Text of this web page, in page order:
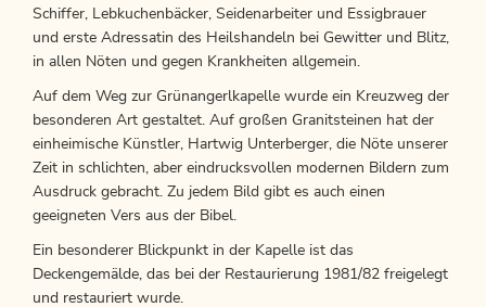
Schiffer, Lebkuchenbäcker, Seidenarbeiter und Essigbrauer
und erste Adressatin des Heilshandeln bei Gewitter und Blitz,
in allen Nöten und gegen Krankheiten allgemein.
Auf dem Weg zur Grünangerlkapelle wurde ein Kreuzweg der
besonderen Art gestaltet. Auf großen Granitsteinen hat der
einheimische Künstler, Hartwig Unterberger, die Nöte unserer
Zeit in schlichten, aber eindrucksvollen modernen Bildern zum
Ausdruck gebracht. Zu jedem Bild gibt es auch einen
geeigneten Vers aus der Bibel.
Ein besonderer Blickpunkt in der Kapelle ist das
Deckengemälde, das bei der Restaurierung 1981/82 freigelegt
und restauriert wurde.